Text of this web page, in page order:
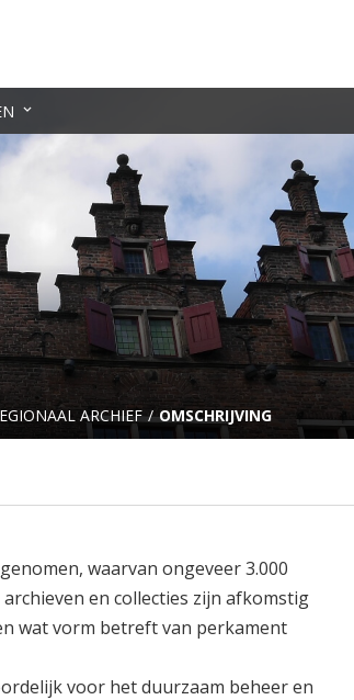
ARCHIEF OMSCHRIJVING
waarvan ongeveer 3.000
en collecties zijn afkomstig
wat vorm betreft van perkament
voor het duurzaam beheer en